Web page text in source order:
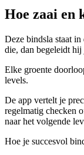
Hoe zaai en
Deze bindsla staat
die, dan begeleidt hij
Elke groente
levels.
De app vertelt je
regelmatig checken
naar het volgende
Hoe je succesvol